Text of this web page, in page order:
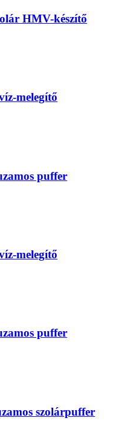
HMV-készítő
melegítő
puffer
melegítő
puffer
szolárpuffer